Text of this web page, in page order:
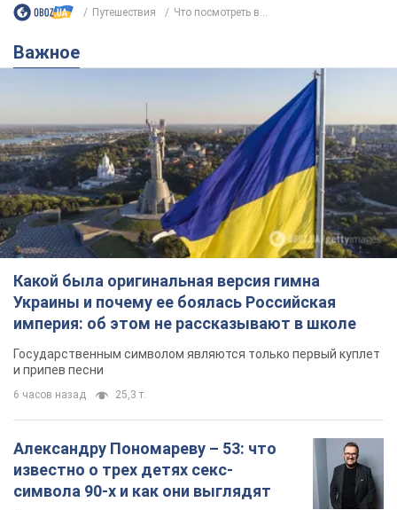
Путешествия Что посмотреть в...
Важное
Какой была оригинальная версия гимна
Украины и почему ее боялась Российская
империя: об этом не рассказывают в школе
Государственным символом являются только первый куплет
и припев песни
6 часов назад 25,3 т.
Александру Пономареву – 53: что
известно о трех детях секс-
символа 90-х и как они выглядят